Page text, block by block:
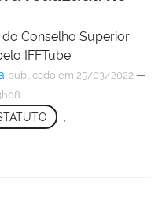
Conselho Superior
IFFTube.
publicado em 25/03/2022 —